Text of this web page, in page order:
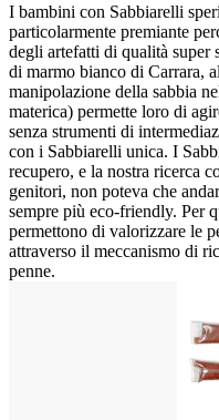
I bambini con Sabbiarelli
particolarmente premiante
degli artefatti di qualità super
di marmo bianco di Carrara,
manipolazione della sabbia
materica) permette loro di
senza strumenti di
con i Sabbiarelli unica. I
recupero, e la nostra ricerca
genitori, non poteva che
sempre più eco-friendly. Per
permettono di valorizzare le
attraverso il meccanismo di
penne.